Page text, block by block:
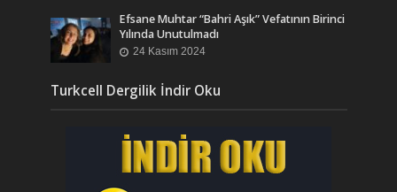
Efsane Muhtar “Bahri Aşık” Vefatının Birinci
Yılında Unutulmadı
24 Kasım 2024
Turkcell Dergilik İndir Oku